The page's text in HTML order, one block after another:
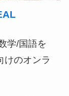
学/国語を
けのオンラ